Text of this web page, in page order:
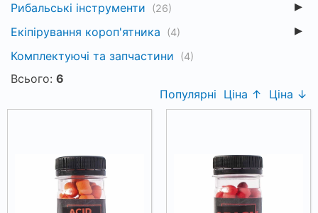
Рибальські інструменти (26)
Екіпірування короп'ятника (4)
Комплектуючі та запчастини (4)
Всього: 6
Популярні Ціна ↑ Ціна ↓